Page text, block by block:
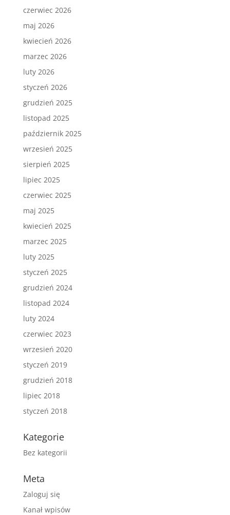
czerwiec 2026
maj 2026
kwiecień 2026
marzec 2026
luty 2026
styczeń 2026
grudzień 2025
listopad 2025
październik 2025
wrzesień 2025
sierpień 2025
lipiec 2025
czerwiec 2025
maj 2025
kwiecień 2025
marzec 2025
luty 2025
styczeń 2025
grudzień 2024
listopad 2024
luty 2024
czerwiec 2023
wrzesień 2020
styczeń 2019
grudzień 2018
lipiec 2018
styczeń 2018
Kategorie
Bez kategorii
Meta
Zaloguj się
Kanał wpisów